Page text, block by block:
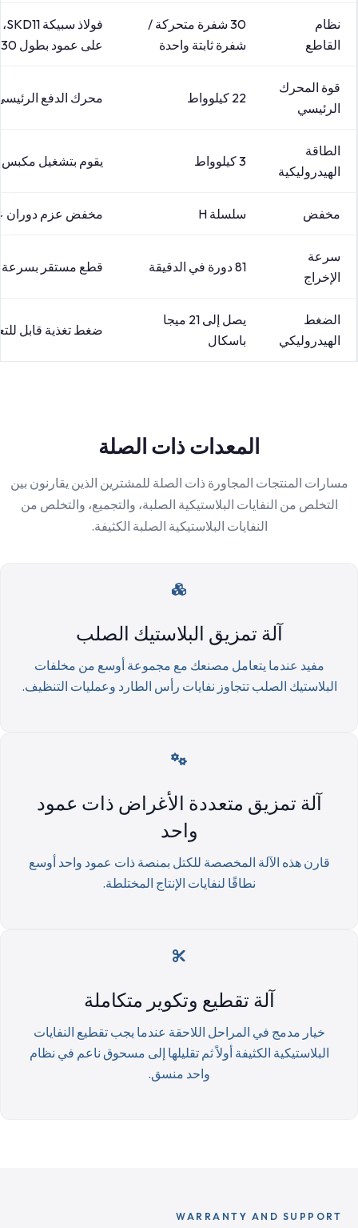
نظام
القاطع
30 شفرة متحركة /
شفرة ثابتة واحدة
على عمود بطول 230 مم
قوة المحرك
الرئيسي
22 كيلوواط محرك الدفع
الطاقة
الهيدروليكية
3 كيلوواط يقوم بتشغيل مكبس
مخفض سلسلة H مخفض عزم دوران
سرعة
الإخراج
81 دورة في الدقيقة قطع مستقر
الضغط
الهيدروليكي
يصل إلى 21 ميجا
باسكال
ضغط تغذية قابل
المعدات ذات الصلة
مسارات المنتجات المجاورة ذات الصلة للمشترين الذين يقارنون بين
التخلص من النفايات البلاستيكية الصلبة، والتجميع، والتخلص من
النفايات البلاستيكية الصلبة الكثيفة.
آلة تمزيق البلاستيك الصلب
مفيد عندما يتعامل مصنعك مع مجموعة أوسع من مخلفات
البلاستيك الصلب تتجاوز نفايات رأس الطارد وعمليات التنظيف.
آلة تمزيق متعددة الأغراض ذات عمود
واحد
قارن هذه الآلة المخصصة للكتل بمنصة ذات عمود واحد أوسع
نطاقًا لنفايات الإنتاج المختلطة.
آلة تقطيع وتكوير متكاملة
خيار مدمج في المراحل اللاحقة عندما يجب تقطيع النفايات
البلاستيكية الكثيفة أولاً ثم تقليلها إلى مسحوق ناعم في نظام
واحد منسق.
WARRANTY AND SUPPORT